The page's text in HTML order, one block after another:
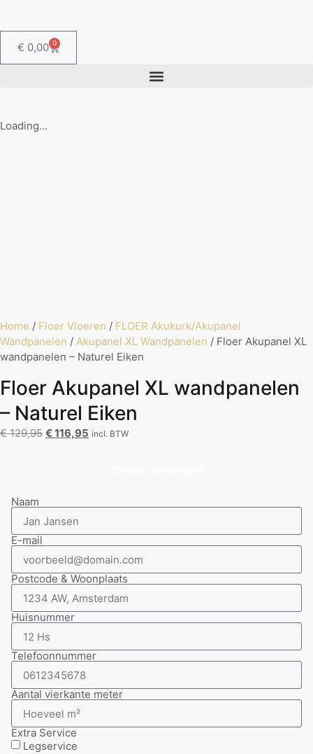
€ 0,00 0
Loading...
Home / Floer Vloeren / FLOER Akukurk/Akupanel
Wandpanelen / Akupanel XL Wandpanelen / Floer Akupanel XL
wandpanelen – Naturel Eiken
Floer Akupanel XL wandpanelen
– Naturel Eiken
€129,95 €116,95 incl. BTW
Naam
E-mail
Postcode & Woonplaats
Huisnummer
Telefoonnummer
Aantal vierkante meter
Extra Service
Legservice